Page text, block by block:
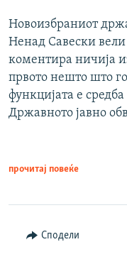
Новоизбраниот
Ненад Савески
коментира ничија
првото нешто што
функцијата е
Државното јавно
прочитај повеќе
Сподели